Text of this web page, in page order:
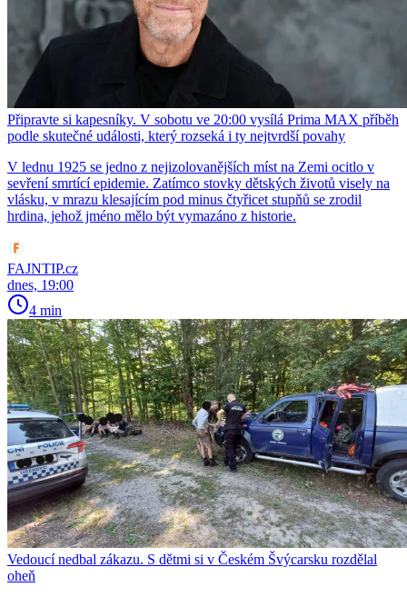
Připravte si kapesníky. V sobotu ve 20:00 vysílá Prima MAX příběh
podle skutečné události, který rozseká i ty nejtvrdší povahy
V lednu 1925 se jedno z nejizolovanějších míst na Zemi ocitlo v
sevření smrtící epidemie. Zatímco stovky dětských životů visely na
vlásku, v mrazu klesajícím pod minus čtyřicet stupňů se zrodil
hrdina, jehož jméno mělo být vymazáno z historie.
FAJNTIP.cz
dnes, 19:00
4 min
Vedoucí nedbal zákazu. S dětmi si v Českém Švýcarsku rozdělal
oheň